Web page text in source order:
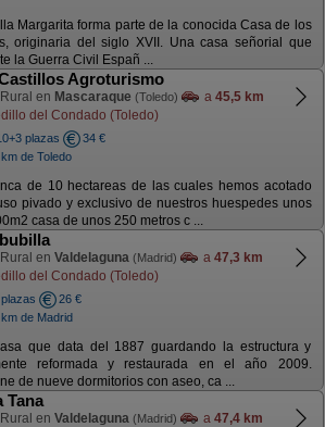
Margarita forma parte de la conocida Casa de los
originaria del siglo XVII. Una casa señorial que
la Guerra Civil Españ ...
Agroturismo
en Mascaraque (Toledo) a 45,5 km
del Condado (Toledo)
plazas
34 €
de Toledo
de 10 hectareas de las cuales hemos acotado
pivado y exclusivo de nuestros huespedes unos
casa de unos 250 metros c ...
en Valdelaguna (Madrid) a 47,3 km
del Condado (Toledo)
26 €
de Madrid
que data del 1887 guardando la estructura y
reformada y restaurada en el año 2009.
de nueve dormitorios con aseo, ca ...
Tana
en Valdelaguna (Madrid) a 47,4 km